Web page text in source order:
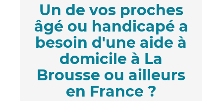
Un de vos proches
âgé ou handicapé a
besoin d'une aide à
domicile à La
Brousse ou ailleurs
en France ?